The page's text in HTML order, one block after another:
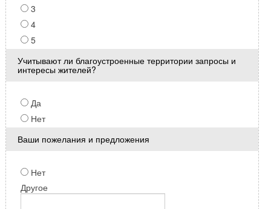
3
4
5
Учитывают ли благоустроенные территории запросы и
интересы жителей?
Да
Нет
Ваши пожелания и предложения
Нет
Другое